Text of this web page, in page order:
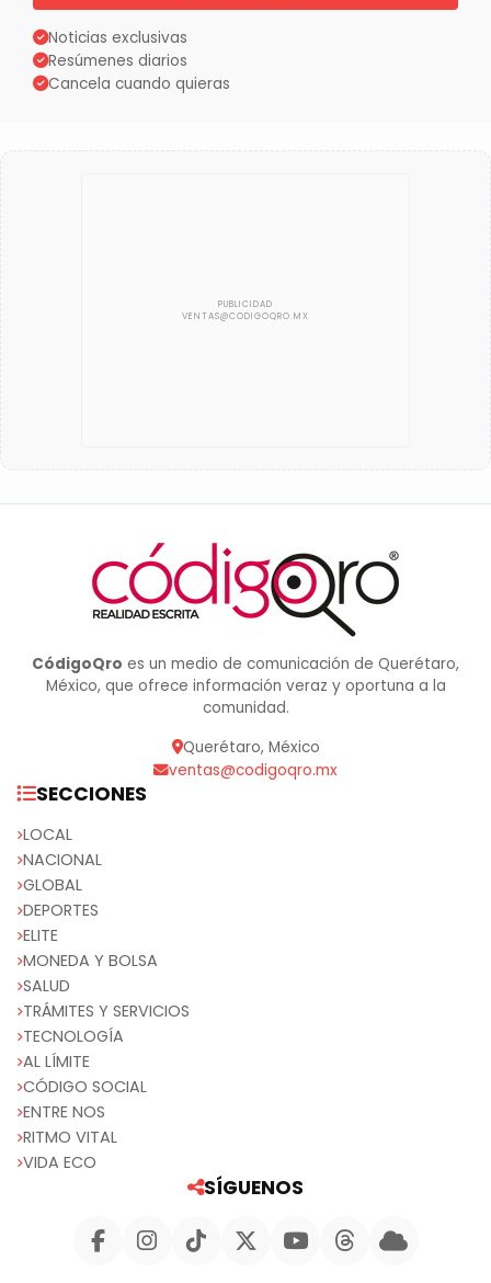
Noticias exclusivas
Resúmenes diarios
Cancela cuando quieras
CódigoQro es un medio de comunicación de Querétaro,
México, que ofrece información veraz y oportuna a la
comunidad.
Querétaro, México
ventas@codigoqro.mx
SECCIONES
LOCAL
NACIONAL
GLOBAL
DEPORTES
ELITE
MONEDA Y BOLSA
SALUD
TRÁMITES Y SERVICIOS
TECNOLOGÍA
AL LÍMITE
CÓDIGO SOCIAL
ENTRE NOS
RITMO VITAL
VIDA ECO
SÍGUENOS